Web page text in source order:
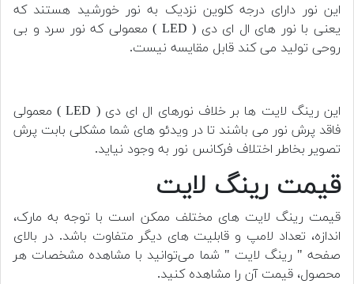
این نور دارای درجه کلوین نزدیک به نور خورشید هستند که
یعنی با نور های ال ای دی ( LED ) معمولی که نور سرد و بی
روحی تولید می کند قابل مقایسه نیست.
این رینگ لایت ها بر خلاف نورهای ال ای دی ( LED ) معمولی
فاقد پرش نور می باشند تا در ویدئو های شما مشکلی بابت پرش
تصویر بخاطر اختلاف فرکانس نور به وجود نیاید.
قیمت رینگ لایت
قیمت رینگ لایت های مختلف ممکن است با توجه به مارک،
اندازه، تعداد لامپ و قابلیت های دیگر متفاوت باشد. در بالای
صفحه " رینگ لایت " شما می‌توانید با مشاهده مشخصات هر
محصول، قیمت آن را مشاهده کنید.